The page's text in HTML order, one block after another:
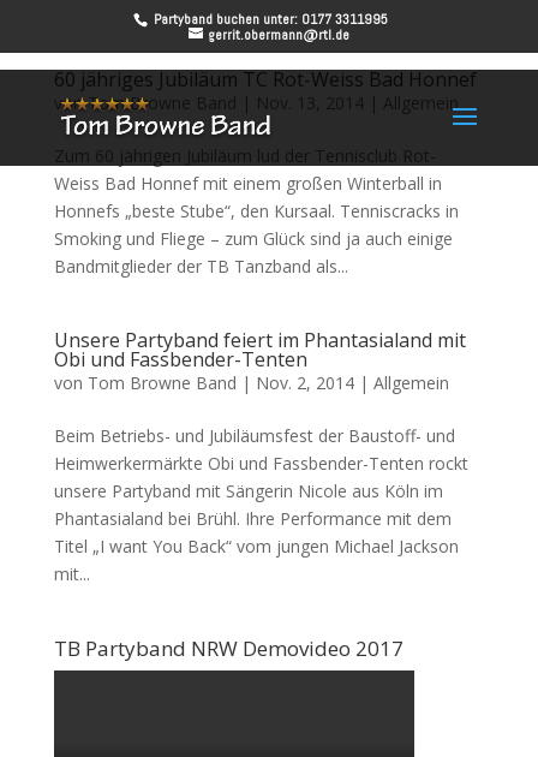
Partyband buchen unter: 0177 3311995
gerrit.obermann@rtl.de
60 jähriges Jubiläum TC Rot-Weiss Bad Honnef
vonTom Browne Band | Nov. 13, 2014 | Allgemein
Zum 60 jährigen Jubiläum lud der Tennisclub Rot-
Weiss Bad Honnef mit einem großen Winterball in
Honnefs „beste Stube“, den Kursaal. Tenniscracks in
Smoking und Fliege – zum Glück sind ja auch einige
Bandmitglieder der TB Tanzband als...
Unsere Partyband feiert im Phantasialand mit
Obi und Fassbender-Tenten
von Tom Browne Band | Nov. 2, 2014| Allgemein
Beim Betriebs- und Jubiläumsfest der Baustoff- und
Heimwerkermärkte Obi und Fassbender-Tenten rockt
unsere Partyband mit Sängerin Nicole aus Köln im
Phantasialand bei Brühl. Ihre Performance mit dem
Titel „I want You Back“ vom jungen Michael Jackson
mit...
TB Partyband NRW Demovideo 2017